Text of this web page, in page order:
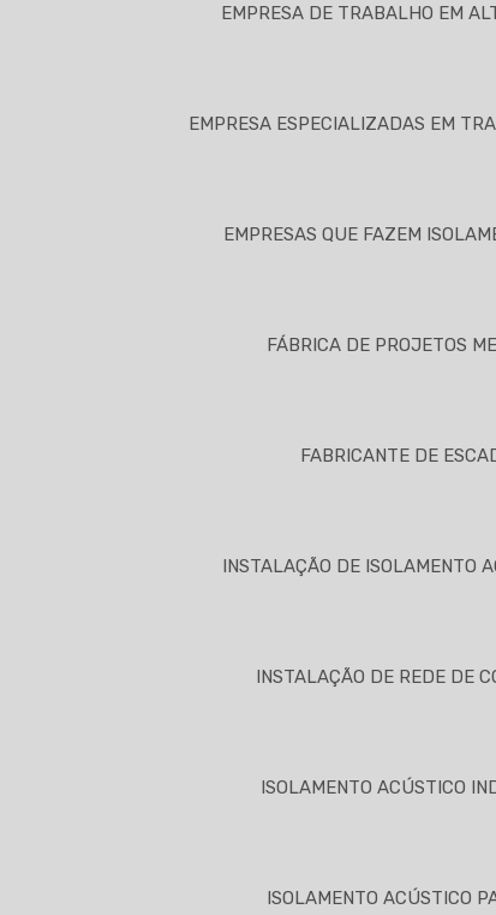
EMPRESA DE TRABALHO EM
EMPRESA ESPECIALIZADAS EM
EMPRESAS QUE FAZEM
FÁBRICA DE PROJETOS
FABRICANTE DE
INSTALAÇÃO DE ISOLAMENTO
INSTALAÇÃO DE REDE DE
ISOLAMENTO ACÚSTICO
ISOLAMENTO ACÚSTICO